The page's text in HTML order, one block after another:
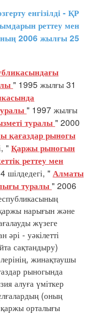
енгізілді - ҚР
реттеу мен
2006 жылғы 25
" 1995 жылғы 31
" 1997 жылғы
туралы " 2000
қағаздар рыногы
" Қаржы рыногын
реттеу мен
шілдедегі, " Алматы
туралы " 2006
нарығын және
жүзеге
әрі - уәкілетті
сақтандыру)
жинақтаушы
рыногында
алуға үміткер
(оның
орталығы